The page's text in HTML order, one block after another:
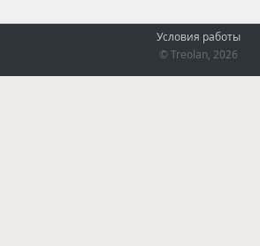
Условия работы
© Treolan, 2026